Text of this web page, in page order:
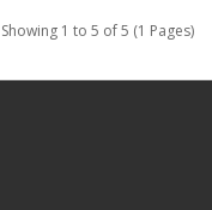
Showing 1 to 5 of 5 (1 Pages)